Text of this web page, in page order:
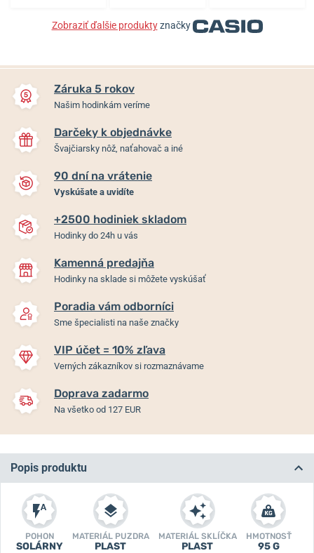
Zobraziť ďalšie produktyznačky
Záruka 5 rokov
Našim hodinkám veríme
Darčeky k objednávke
Švajčiarsky nôž, naťahovač a iné
90 dní na vrátenie
Vyskúšate a uvidíte
+2500 hodiniek skladom
Hodinky do 24h u vás
Kamenná predajňa
Hodinky na sklade si môžete vyskúšať
Poradia vám odborníci
Sme špecialisti na naše značky
VIP účet = 10% zľava
Verných zákazníkov si rozmaznávame
Doprava zadarmo
Na všetko od 127 EUR
Popis produktu
POHON
SOLÁRNY
MATERIÁL PUZDRA
PLAST
MATERIÁL SKLÍČKA
PLAST
HMOTNOSŤ
95 G